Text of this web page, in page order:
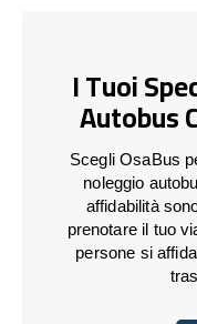
I Tuoi
Autobus
Scegli OsaBus
noleggio
affidabilità
prenotare il tuo
persone si